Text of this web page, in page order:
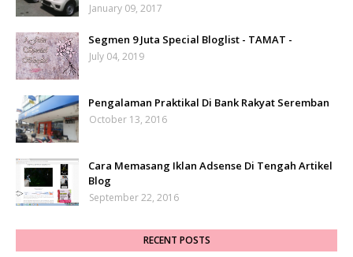
January 09, 2017
Segmen 9 Juta Special Bloglist - TAMAT -
July 04, 2019
Pengalaman Praktikal Di Bank Rakyat Seremban
October 13, 2016
Cara Memasang Iklan Adsense Di Tengah Artikel
Blog
September 22, 2016
RECENT POSTS